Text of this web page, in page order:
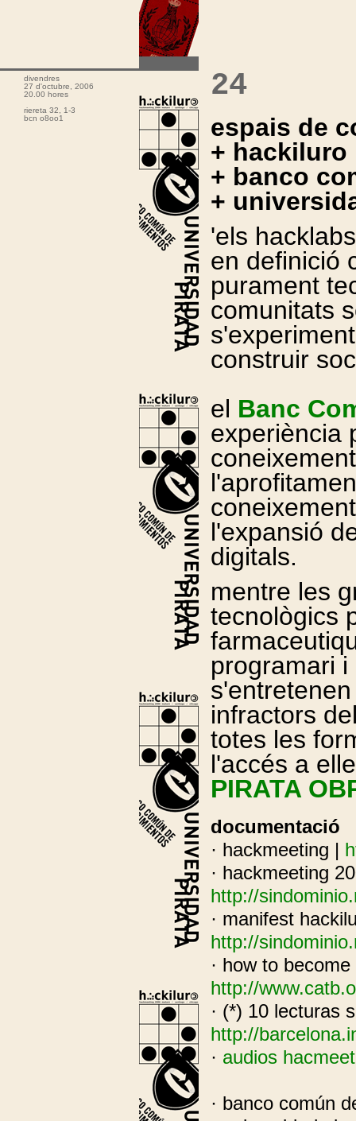
.
divendres
27 d'octubre, 2006
20.00 hores
riereta 32, 1-3
bcn o8oo1
24
espais de
+ hackiluro
+ banco
+
'els
en definició
purament
comunitats
construir
el Banc
experiència
l'expansió
digitals.
mentre les
tecnològics
programari
infractors
totes les
l'accés a
PIRATA
documentació
· hackmeeting |
· hackmeeting
http://
· manifest
http://
· how to
http://
· (*) 10 lecturas
http://
· audios
· banco común